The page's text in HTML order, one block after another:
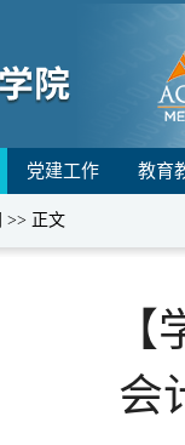
党建工作 教育
>> 正文
会